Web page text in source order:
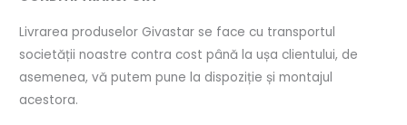
Livrarea produselor Givastar se face cu transportul
societății noastre contra cost până la ușa clientului, de
asemenea, vă putem pune la dispoziție și montajul
acestora.